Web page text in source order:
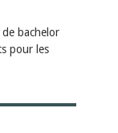
bachelor
pour les